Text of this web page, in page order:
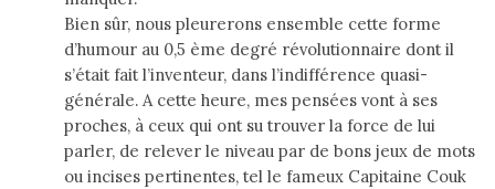
Bien sûr, nous pleurerons ensemble cette forme
d’humour au 0,5 ème degré révolutionnaire dont il
s’était fait l’inventeur, dans l’indifférence quasi-
générale. A cette heure, mes pensées vont à ses
proches, à ceux qui ont su trouver la force de lui
parler, de relever le niveau par de bons jeux de mots
ou incises pertinentes, tel le fameux Capitaine Couk